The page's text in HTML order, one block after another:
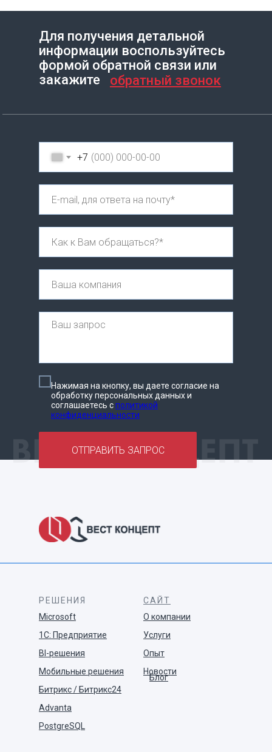
Создание сайта на ТильдеLeto.Website
Для получения детальной
информации воспользуйтесь
формой обратной связи или
закажите
обратный звонок
+7
Нажимая на кнопку, вы даете согласие на
обработку персональных данных и
соглашаетесь cполитикой
конфиденциальности
ОТПРАВИТЬ ЗАПРОС
РЕШЕНИЯ
Microsoft
1С: Предприятие
BI-решения
Мобильные решения
Битрикс / Битрикс24
Advanta
PostgreSQL
САЙТ
О компании
Услуги
Опыт
Новости
Блог